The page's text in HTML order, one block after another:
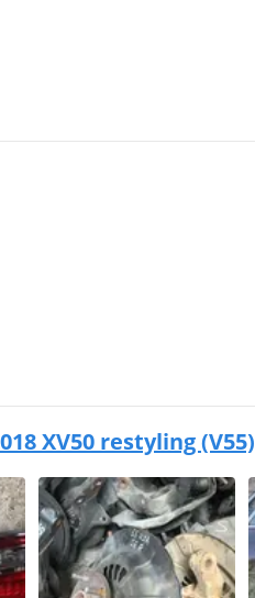
XV50 restyling (V55)